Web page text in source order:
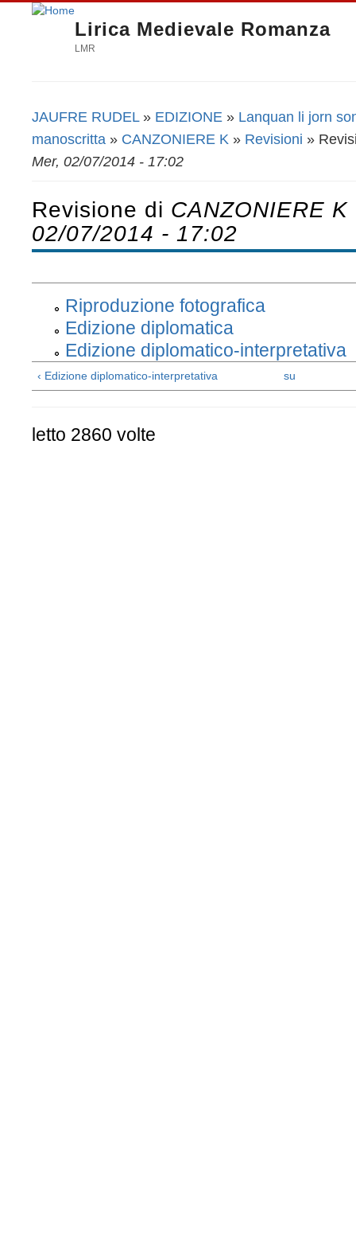
Lirica Medievale Romanza
LMR
Tu sei qui
JAUFRE RUDEL » EDIZIONE » Lanquan li jorn
manoscritta » CANZONIERE K » Revisioni »
Mer, 02/07/2014 - 17:02
Revisione di CANZONIERE K
02/07/2014 - 17:02
Riproduzione fotografica
Edizione diplomatica
Edizione diplomatico-interpretativa
‹ Edizione diplomatico-interpretativa su
letto 2860 volte